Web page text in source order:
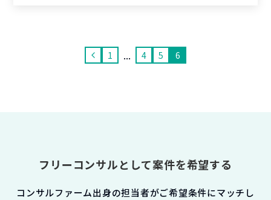
1 ... 4 5 6
フリーコンサルとして案件を希望する
コンサルファーム出身の担当者がご希望条件にマッチし